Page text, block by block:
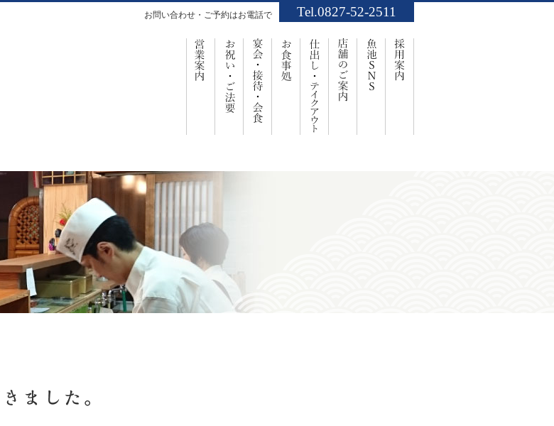
お問い合わせ・ご予約はお電話で Tel.0827-52-2511
仕出し、お座敷、お食事処「魚池」
営業案内お祝い・ご法要
宴会・接待・会食
お食事処仕出し・ﾃｲｸｱｳﾄ
店舗のご案内
魚池SNS